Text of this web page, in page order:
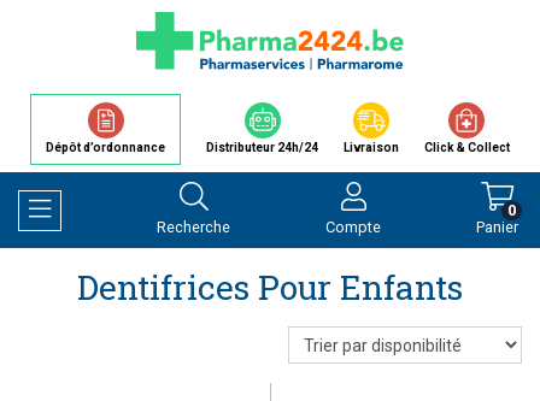
Dépôt d’ordonnance Distributeur 24h/24 Livraison Click & Collect
Afficher la navigation
Recherche Compte Panier
0
Dentifrices Pour Enfants